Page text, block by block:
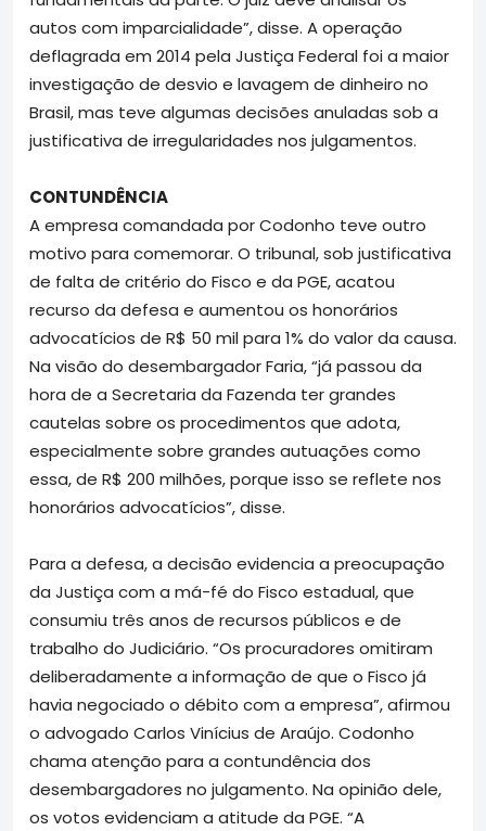
autos com imparcialidade”, disse. A operação
deflagrada em 2014 pela Justiça Federal foi a maior
investigação de desvio e lavagem de dinheiro no
Brasil, mas teve algumas decisões anuladas sob a
justificativa de irregularidades nos julgamentos.
CONTUNDÊNCIA
A empresa comandada por Codonho teve outro
motivo para comemorar. O tribunal, sob justificativa
de falta de critério do Fisco e da PGE, acatou
recurso da defesa e aumentou os honorários
advocatícios de R$ 50 mil para 1% do valor da causa.
Na visão do desembargador Faria, “já passou da
hora de a Secretaria da Fazenda ter grandes
cautelas sobre os procedimentos que adota,
especialmente sobre grandes autuações como
essa, de R$ 200 milhões, porque isso se reflete nos
honorários advocatícios”, disse.
Para a defesa, a decisão evidencia a preocupação
da Justiça com a má-fé do Fisco estadual, que
consumiu três anos de recursos públicos e de
trabalho do Judiciário. “Os procuradores omitiram
deliberadamente a informação de que o Fisco já
havia negociado o débito com a empresa”, afirmou
o advogado Carlos Vinícius de Araújo. Codonho
chama atenção para a contundência dos
desembargadores no julgamento. Na opinião dele,
os votos evidenciam a atitude da PGE. “A